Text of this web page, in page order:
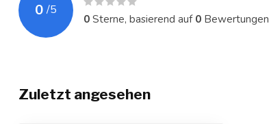
0 /5
0Sterne, basierend auf0 Bewertungen
Zuletzt angesehen